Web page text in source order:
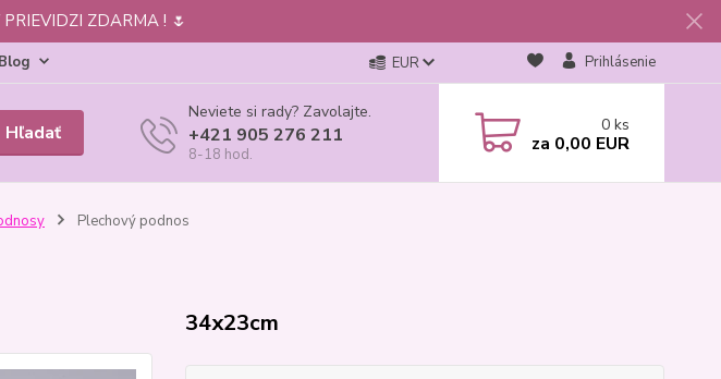
ZDARMA ! 🌷
Blog EUR Prihlásenie
Hľadať
Neviete si rady? Zavolajte.
+421 905 276 211
8-18 hod.
0 ks
za 0,00 EUR
Plechový podnos
34x23cm